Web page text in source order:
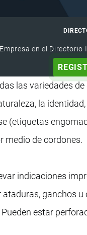
en el
las variedades
la
(etiquetas
medio de cordones.
indicaciones
ganchos
estar